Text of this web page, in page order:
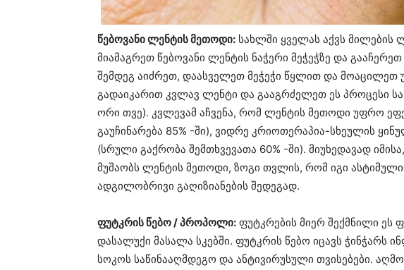
წებოვანი ლენტის მეთოდი: სახლში ყველას აქვს მილების
მიამაგრეთ წებოვანი ლენტის ნაჭერი მეჭეჭზე და
შემდეგ აიძრეთ, დაასველეთ მეჭეჭი წყლით და მოაცილეთ
გადაიკარით კვლავ ლენტი და გააგრძელეთ ეს პროცესი
ორი თვე). კვლევამ აჩვენა, რომ ლენტის მეთოდი უფრო
გაუჩინარება 85% -ში), ვიდრე კრიოთერაპია-სხეულის
(სრული გაქრობა შემთხვევათა 60% -ში). მიუხედავად
მუშაობს ლენტის მეთოდი, ზოგი თვლის, რომ იგი
ადგილობრივი გაღიზიანების შედეგად.
ფუტკრის წებო / პროპოლი: ფუტკრების მიერ შექმნილი ეს
დასალუქი მასალა სკებში. ფუტკრის წებო იცავს ჭინჭარს
სოკოს საწინააღმდეგო და ანტივირუსული თვისებები.